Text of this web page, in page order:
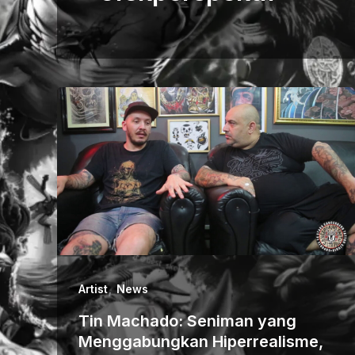
Artist,News
Tin Machado: Seniman yang
Menggabungkan Hiperrealisme,